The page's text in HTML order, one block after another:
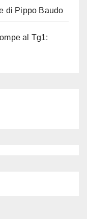
di Pippo Baudo
al Tg1: